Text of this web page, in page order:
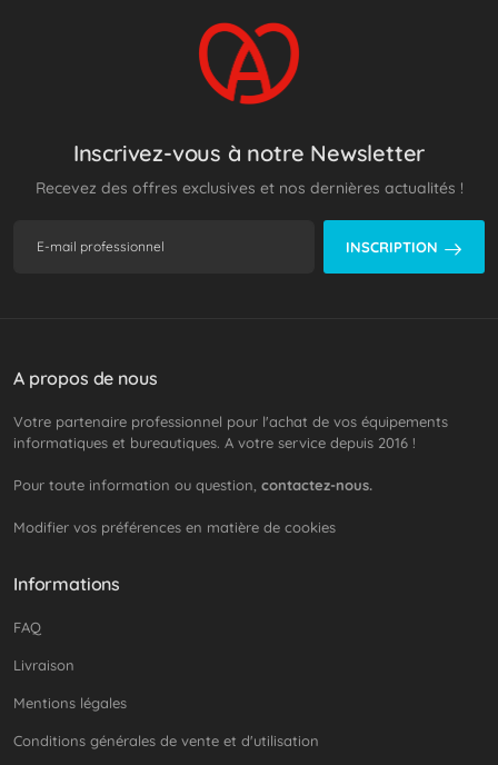
Inscrivez-vous à notre Newsletter
Recevez des offres exclusives et nos dernières actualités !
INSCRIPTION
A propos de nous
Votre partenaire professionnel pour l'achat de vos équipements
informatiques et bureautiques. A votre service depuis 2016 !
Pour toute information ou question, contactez-nous.
Modifier vos préférences en matière de cookies
Informations
FAQ
Livraison
Mentions légales
Conditions générales de vente et d'utilisation